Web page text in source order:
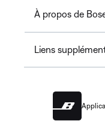
À propos de
Liens